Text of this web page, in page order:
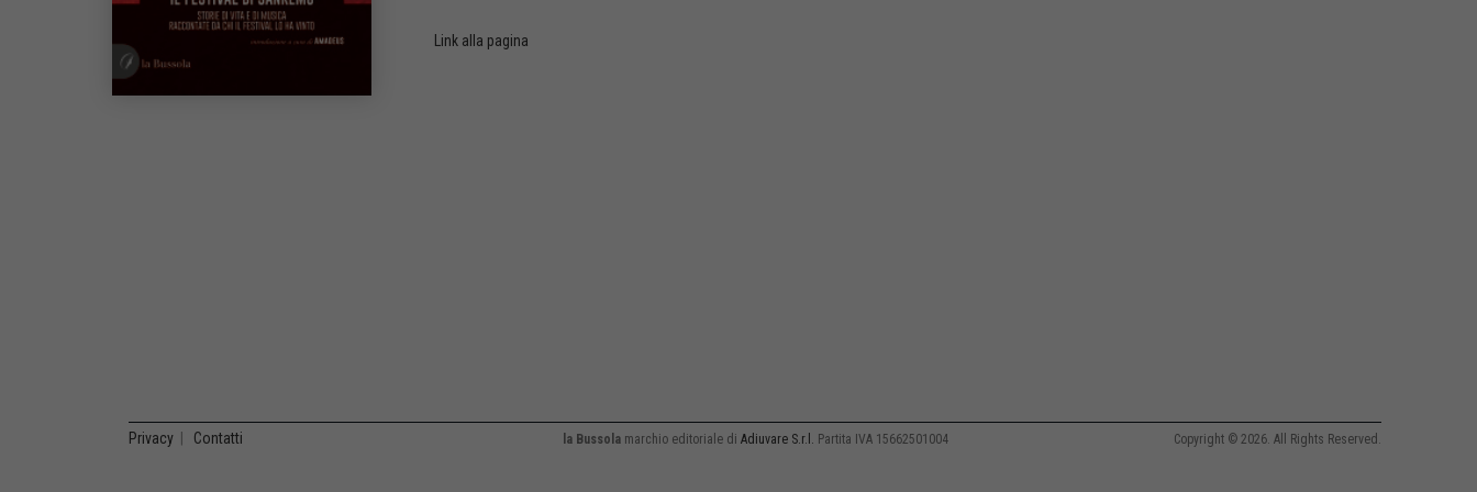
Link alla pagina
Privacy Contatti la Bussolamarchio editoriale di Adiuvare S.r.l. Partita IVA 15662501004 Copyright © 2026. All Rights Reserved.